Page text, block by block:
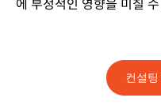
컨설팅